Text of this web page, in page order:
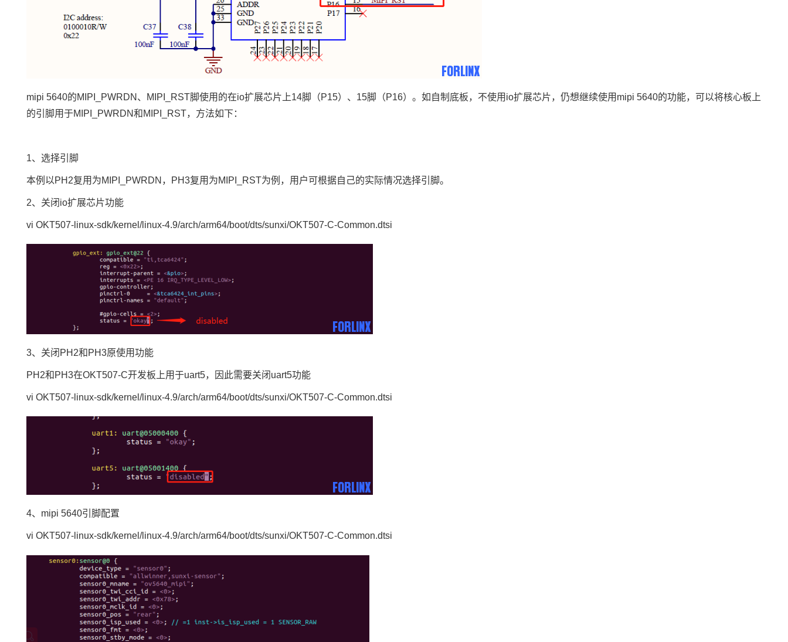
mipi 5640的MIPI_PWRDN、MIPI_RST脚使用的在io扩展芯片上14脚（P15）、15脚（P16）。如自制底板，不使用io扩展芯片，仍想继续使用mipi 5640的功能，可以将核心板 上
的引脚用于MIPI_PWRDN和MIPI_RST，方法如下：
1、选择引脚
本例以PH2复用为MIPI_PWRDN，PH3复用为MIPI_RST为例，用户可根据自己的实际情况选择引脚。
2、关闭io扩展芯片功能
vi OKT507-linux-sdk/kernel/linux-4.9/arch/arm64/boot/dts/sunxi/OKT507-C-Common.dtsi
3、关闭PH2和PH3原使用功能
PH2和PH3在OKT507-C开发板上用于uart5，因此需要关闭uart5功能
vi OKT507-linux-sdk/kernel/linux-4.9/arch/arm64/boot/dts/sunxi/OKT507-C-Common.dtsi
4、mipi 5640引脚配置
vi OKT507-linux-sdk/kernel/linux-4.9/arch/arm64/boot/dts/sunxi/OKT507-C-Common.dtsi